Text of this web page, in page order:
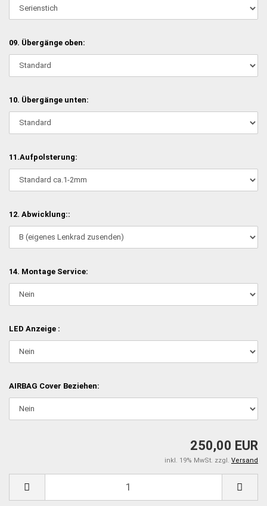
09. Übergänge oben:
10. Übergänge unten:
11.Aufpolsterung:
12. Abwicklung::
14. Montage Service:
LED Anzeige :
AIRBAG Cover Beziehen:
250,00 EUR
inkl. 19% MwSt. zzgl. Versand